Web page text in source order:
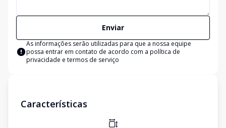
Enviar
As informações serão utilizadas para que a nossa equipe
possa entrar em contato de acordo com a política de
privacidade e termos de serviço
Características